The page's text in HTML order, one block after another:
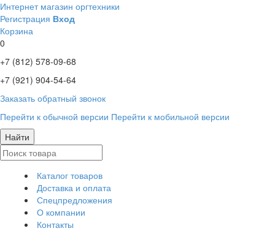
Интернет магазин оргтехники
Регистрация Вход
Корзина
0
+7 (812) 578-09-68
+7 (921) 904-54-64
Заказать обратный звонок
Перейти к обычной версии Перейти к мобильной версии
Найти
Каталог товаров
Доставка и оплата
Спецпредложения
О компании
Контакты